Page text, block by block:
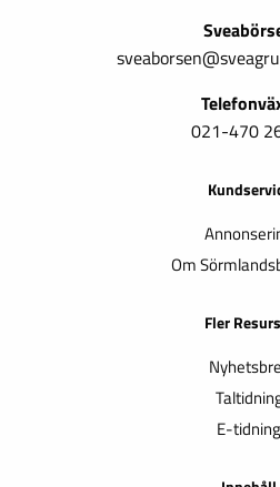
021-470
Om
Fler
E-tidning